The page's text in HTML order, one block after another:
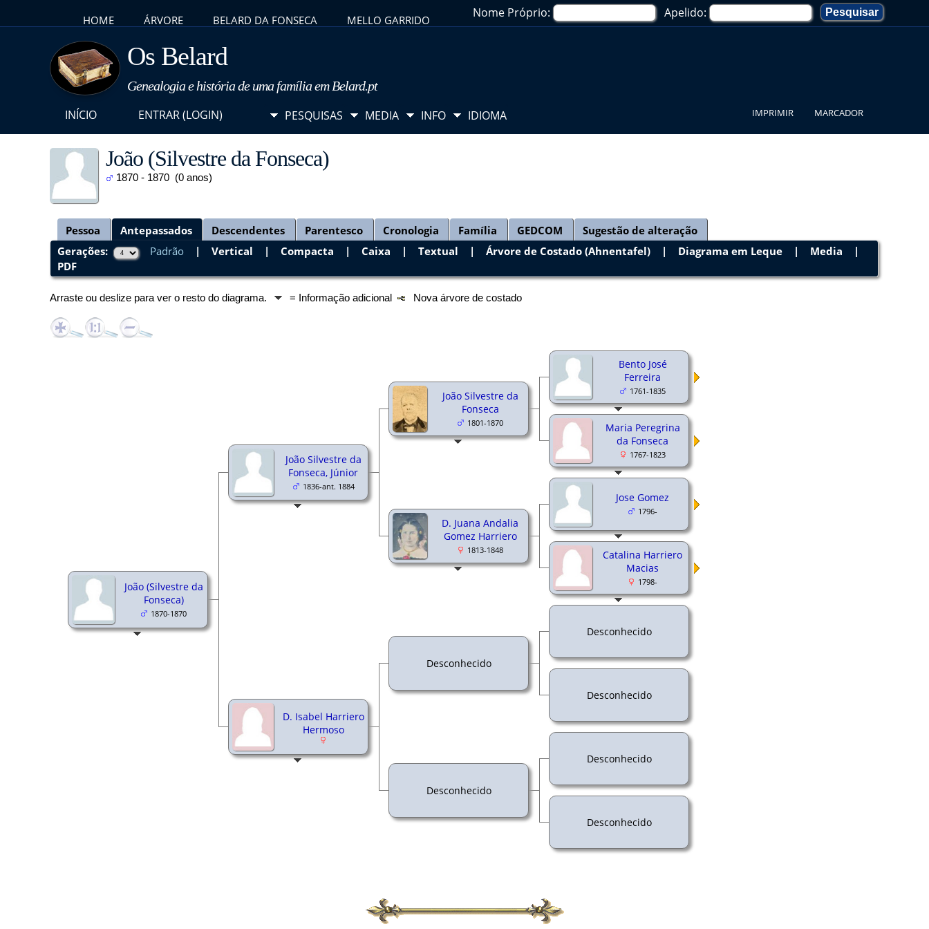
HOME ÁRVORE BELARD DA FONSECA MELLO GARRIDO
Nome Próprio: Apelido:
Os Belard
Genealogia e história de uma família em Belard.pt
INÍCIO
ENTRAR (LOGIN) PESQUISAS MEDIA INFO IDIOMA IMPRIMIR MARCADOR
João (Silvestre da Fonseca)
1870 - 1870 (0 anos)
Pessoa Antepassados Descendentes Parentesco Cronologia Família GEDCOM
Sugestão de alteração
Gerações:
Padrão |Vertical |Compacta |Caixa |Textual |Árvore de Costado (Ahnentafel) | Diagrama em Leque | Media |
PDF
Arraste ou deslize para ver o resto do diagrama. = Informação adicional Nova árvore de costado
João (Silvestre da
Fonseca)
1870-1870
João Silvestre da
Fonseca, Júnior
1836-ant. 1884
João Silvestre da
Fonseca
1801-1870
Bento José
Ferreira
1761-1835
Maria Peregrina
da Fonseca
1767-1823
D. Juana Andalia
Gomez Harriero
1813-1848
Jose Gomez
1796-
Catalina Harriero
Macias
1798-
D. Isabel Harriero
Hermoso
Desconhecido
Desconhecido
Desconhecido
Desconhecido
Desconhecido
Desconhecido